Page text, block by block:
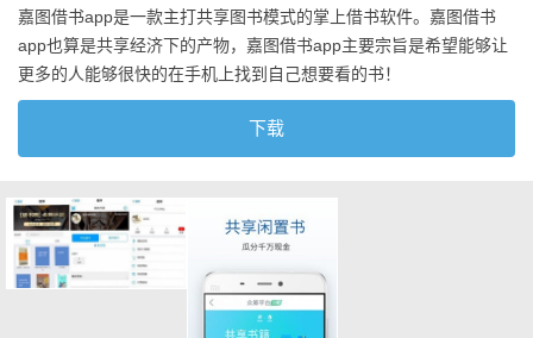
嘉图借书app是一款主打共享图书模式的掌上借书软件。嘉图借书
app也算是共享经济下的产物，嘉图借书app主要宗旨是希望能够让
更多的人能够很快的在手机上找到自己想要看的书！
下载